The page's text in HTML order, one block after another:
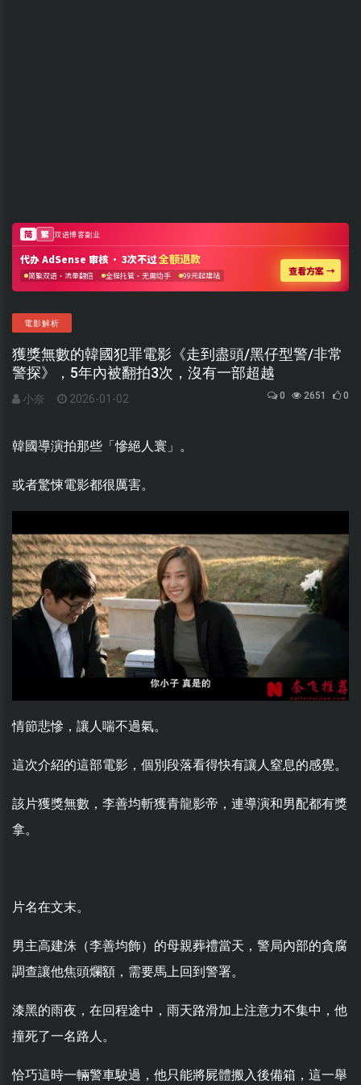
電影解析
獲獎無數的韓國犯罪電影《走到盡頭/黑仔型警/非常
警探》，5年內被翻拍3次，沒有一部超越
小奈 2026-01-02 0 2651 0
韓國導演拍那些「慘絕人寰」。
或者驚悚電影都很厲害。
情節悲慘，讓人喘不過氣。
這次介紹的這部電影，個別段落看得快有讓人窒息的感覺。
該片獲獎無數，李善均斬獲青龍影帝，連導演和男配都有獎
拿。
片名在文末。
男主高建洙（李善均飾）的母親葬禮當天，警局內部的貪腐
調查讓他焦頭爛額，需要馬上回到警署。
漆黑的雨夜，在回程途中，雨天路滑加上注意力不集中，他
撞死了一名路人。
恰巧這時一輛警車駛過，他只能將屍體搬入後備箱，這一舉